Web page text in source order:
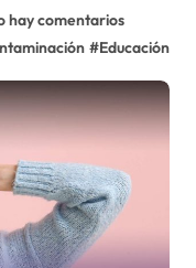
hay comentarios
#Educación